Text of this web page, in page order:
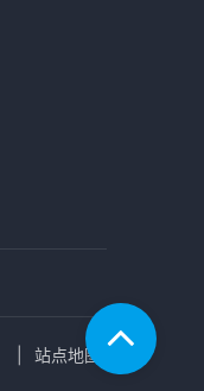
站点地图